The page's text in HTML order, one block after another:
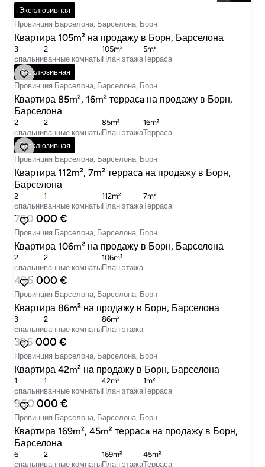
Эксклюзивная
780 000 €
Провинция Барселона, Барселона, Борн
Квартира 105m² на продажу в Борн, Барселона
cпальни
3
ванные комнаты
2
План этажа
105m²
Терраса
5m²
Эксклюзивная
425 000 €
Провинция Барселона, Барселона, Борн
Квартира 85m², 16m² террасa на продажу в Борн,
Барселона
cпальни
2
ванные комнаты
2
План этажа
85m²
Терраса
16m²
Эксклюзивная
895 000 €
Провинция Барселона, Барселона, Борн
Квартира 112m², 7m² террасa на продажу в Борн,
Барселона
cпальни
2
ванные комнаты
1
План этажа
112m²
Терраса
7m²
750 000 €
Провинция Барселона, Барселона, Борн
Квартира 106m² на продажу в Борн, Барселона
cпальни
2
ванные комнаты
2
План этажа
106m²
495 000 €
Провинция Барселона, Барселона, Борн
Квартира 86m² на продажу в Борн, Барселона
cпальни
3
ванные комнаты
2
План этажа
86m²
395 000 €
Провинция Барселона, Барселона, Борн
Квартира 42m² на продажу в Борн, Барселона
cпальни
1
ванные комнаты
1
План этажа
42m²
Терраса
1m²
950 000 €
Провинция Барселона, Барселона, Борн
Квартира 169m², 45m² террасa на продажу в Борн,
Барселона
cпальни
6
ванные комнаты
2
План этажа
169m²
Терраса
45m²